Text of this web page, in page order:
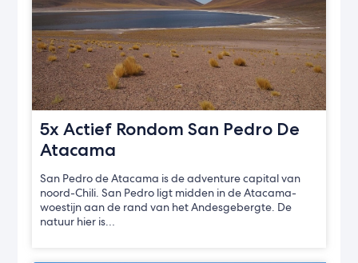
5x Actief Rondom San Pedro De
Atacama
San Pedro de Atacama is de adventure capital van
noord-Chili. San Pedro ligt midden in de Atacama-
woestijn aan de rand van het Andesgebergte. De
natuur hier is…